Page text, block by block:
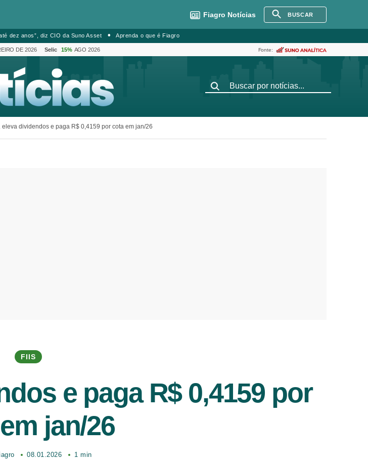
Fiagro Notícias BUSCAR
dez anos”, diz CIO da Suno Asset Aprenda o que é Fiagro
DE 2026 Selic 15% AGO 2026 Fonte:
eleva dividendos e paga R$ 0,4159 por cota em jan/26
FIIS
e paga R$ 0,4159 por
jan/26
08.01.2026 1 min